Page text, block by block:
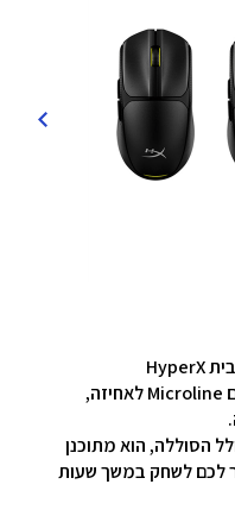
עיצוב אלגנטי ודו-צדדי עם פאנלים מרקם Microline לאחיזה,
גרם בלבד, כולל הסוללה, הוא מתוכנן
לכם לשחק במשך שעות